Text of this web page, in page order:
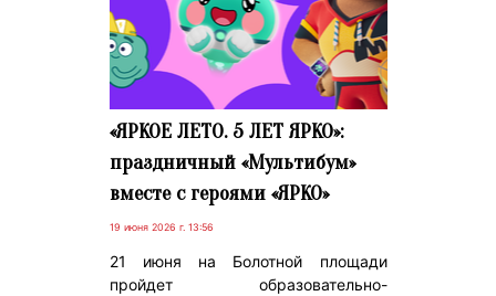
«ЯРКОЕ ЛЕТО. 5 ЛЕТ ЯРКО»:
праздничный «Мультибум»
вместе с героями «ЯРКО»
19 июня 2026 г. 13:56
21 июня на Болотной площади
пройдет образовательно-